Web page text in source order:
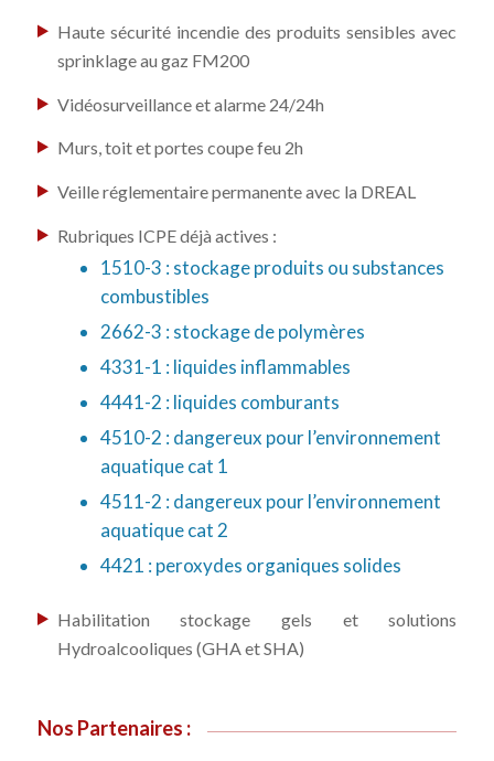
Haute sécurité incendie des produits sensibles avec
sprinklage au gaz FM200
Vidéosurveillance et alarme 24/24h
Murs, toit et portes coupe feu 2h
Veille réglementaire permanente avec la DREAL
Rubriques ICPE déjà actives :
1510-3 : stockage produits ou substances
combustibles
2662-3 : stockage de polymères
4331-1 : liquides inflammables
4441-2 : liquides comburants
4510-2 : dangereux pour l’environnement
aquatique cat 1
4511-2 : dangereux pour l’environnement
aquatique cat 2
4421 : peroxydes organiques solides
Habilitation stockage gels et solutions
Hydroalcooliques (GHA et SHA)
Nos Partenaires :